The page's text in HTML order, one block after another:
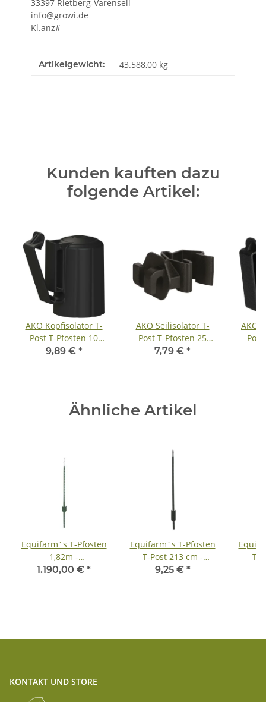
33397 Rietberg-Varensell
info@growi.de
Kl.anz#
Artikelgewicht: 43.588,00 kg
Kunden kauften dazu
folgende Artikel:
AKO Kopfisolator T-
Post T-Pfosten 10
Stück - Schwarz 10
9,89 € *
AKO Seilisolator T-
Post T-Pfosten 25
Stück - schwarz - 25
7,79 € *
AKO
Ähnliche Artikel
Equifarm´s T-Pfosten
1,82m -
Palettenabnahme -
1.190,00 € *
Equifarm´s T-Pfosten
T-Post 213 cm -
(Großmenge) -
9,25 € *
T-
KONTAKT UND STORE